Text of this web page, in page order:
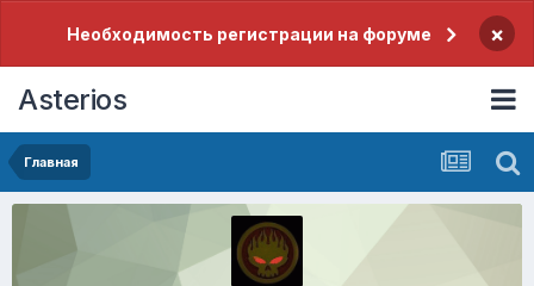
Необходимость регистрации на форуме ×
Asterios
Главная